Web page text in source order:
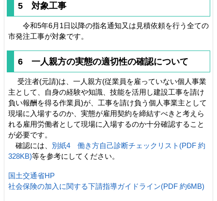
5 対象工事
令和5年6月1日以降の指名通知又は見積依頼を行う全ての
市発注工事が対象です。
6 一人親方の実態の適切性の確認について
受注者(元請)は、一人親方(従業員を雇っていない個人事業
主として、自身の経験や知識、技能を活用し建設工事を請け
負い報酬を得る作業員)が、工事を請け負う個人事業主として
現場に入場するのか、実態が雇用契約を締結すべきと考えら
れる雇用労働者として現場に入場するのか十分確認すること
が必要です。
確認には、 別紙4 働き方自己診断チェックリスト(PDF 約
328KB)等を参考にしてください。
国土交通省HP
社会保険の加入に関する下請指導ガイドライン(PDF 約6MB)